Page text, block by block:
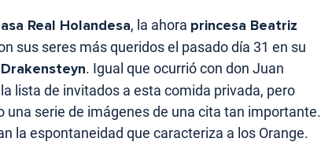
Real Holandesa, la ahora princesa Beatriz
sus seres más queridos el pasado día 31 en su
. Igual que ocurrió con don Juan
lista de invitados a esta comida privada, pero
una serie de imágenes de una cita tan importante.
la espontaneidad que caracteriza a los Orange.